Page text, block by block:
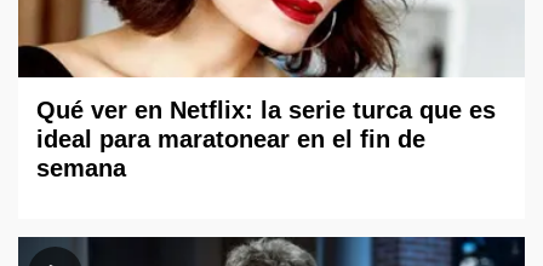
Qué ver en Netflix: la serie turca que es
ideal para maratonear en el fin de
semana